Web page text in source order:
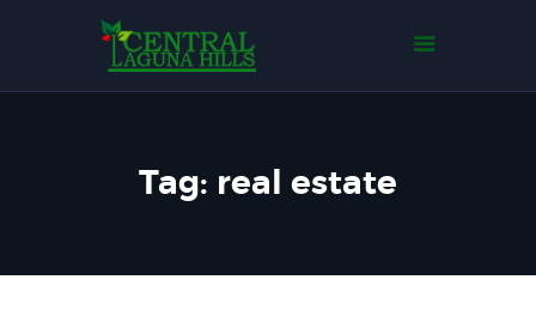
Tag: real estate
Home
Tentang Kami
Events
Gallery